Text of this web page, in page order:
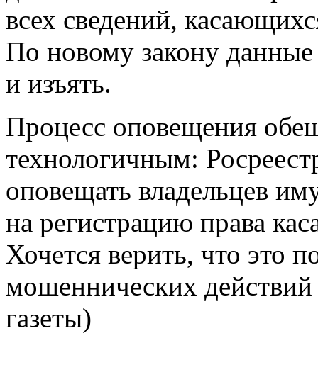
всех сведений,
По новому закону данные
и изъять.
Процесс оповещения
технологичным:
оповещать владельцев
на регистрацию права
Хочется верить, что это
мошеннических
газеты)